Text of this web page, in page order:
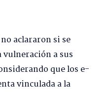
aclararon si se
a sus
que los e-
vinculada a la